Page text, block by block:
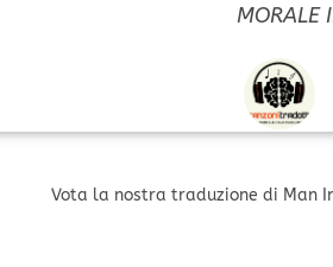
MORALE
Vota la nostra traduzione di Man